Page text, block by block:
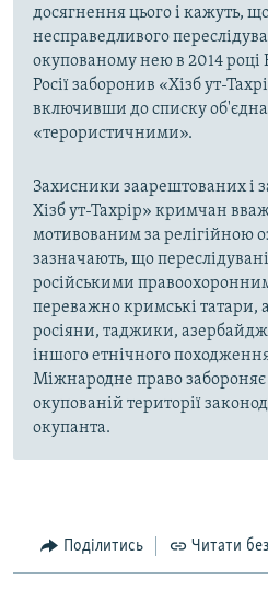
досягнення цього і кажуть,
несправедливого
окупованому нею в 2014
Росії заборонив «Хізб ут-
включивши до списку
«терористичними».
Захисники заарештованих і
Хізб ут-Тахрір» кримчан
мотивованим за релігійною
зазначають, що
російськими
переважно кримські татари,
росіяни, таджики,
іншого етнічного
Міжнародне право
окупованій території
окупанта.
Поділитись Читати